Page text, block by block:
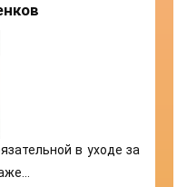
в уходе за